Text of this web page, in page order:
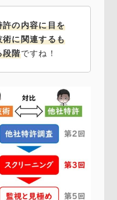
の内容に目を
に関連するも
段階ですね！